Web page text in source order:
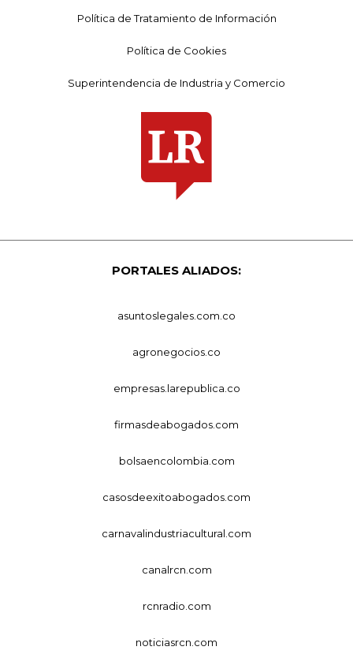
Política de Tratamiento de Información
Política de Cookies
Superintendencia de Industria y Comercio
PORTALES ALIADOS:
asuntoslegales.com.co
agronegocios.co
empresas.larepublica.co
firmasdeabogados.com
bolsaencolombia.com
casosdeexitoabogados.com
carnavalindustriacultural.com
canalrcn.com
rcnradio.com
noticiasrcn.com